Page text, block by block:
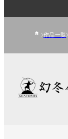
作品一覧